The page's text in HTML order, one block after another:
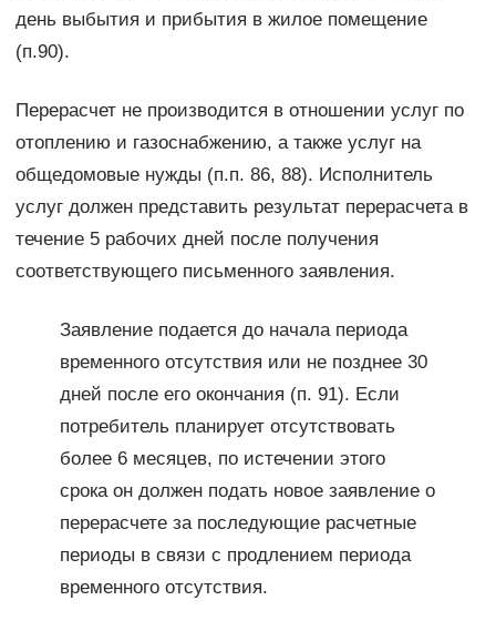
день выбытия и прибытия в жилое помещение
(п.90).
Перерасчет не производится в отношении услуг по
отоплению и газоснабжению, а также услуг на
общедомовые нужды (п.п. 86, 88). Исполнитель
услуг должен представить результат перерасчета в
течение 5 рабочих дней после получения
соответствующего письменного заявления.
Заявление подается до начала периода
временного отсутствия или не позднее 30
дней после его окончания (п. 91). Если
потребитель планирует отсутствовать
более 6 месяцев, по истечении этого
срока он должен подать новое заявление о
перерасчете за последующие расчетные
периоды в связи с продлением периода
временного отсутствия.